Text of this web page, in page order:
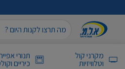
מקרני קול
וטלוויזיות
תנורי
כיריים